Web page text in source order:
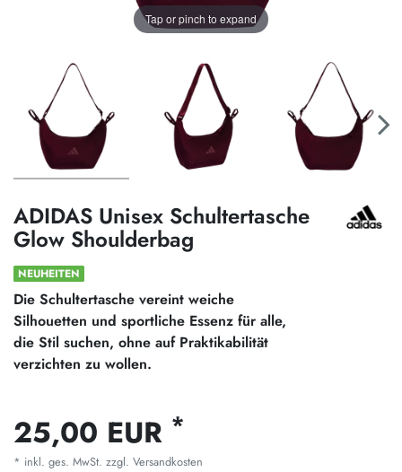
Tap or pinch to expand
ADIDAS Unisex Schultertasche
Glow Shoulderbag
NEUHEITEN
Die Schultertasche vereint weiche
Silhouetten und sportliche Essenz für alle,
die Stil suchen, ohne auf Praktikabilität
verzichten zu wollen.
25,00 EUR *
* inkl. ges. MwSt. zzgl. Versandkosten